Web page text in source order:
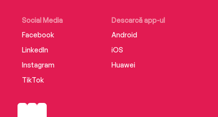
Social Media
Facebook
LinkedIn
Instagram
TikTok
Descarcă app-ul
Android
iOS
Huawei